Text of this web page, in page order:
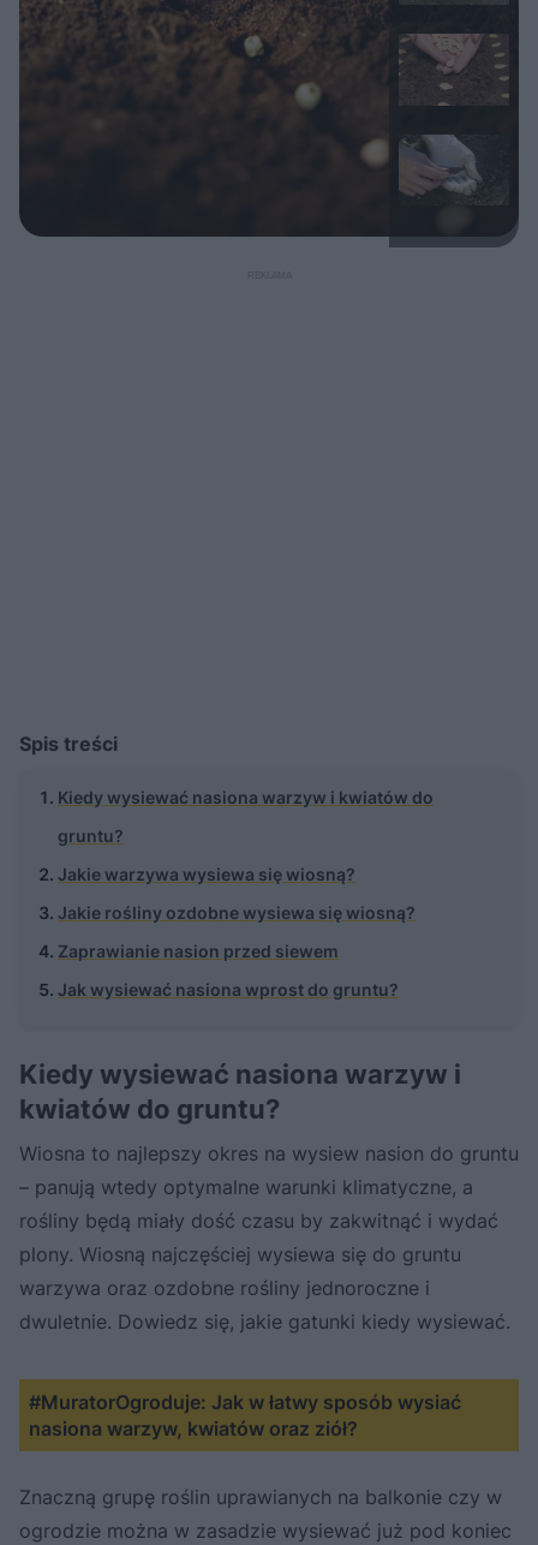
Spis treści
Kiedy wysiewać nasiona warzyw i kwiatów do
gruntu?
Jakie warzywa wysiewa się wiosną?
Jakie rośliny ozdobne wysiewa się wiosną?
Zaprawianie nasion przed siewem
Jak wysiewać nasiona wprost do gruntu?
Kiedy wysiewać nasiona warzyw i
kwiatów do gruntu?
Wiosna to najlepszy okres na wysiew nasion do gruntu
– panują wtedy optymalne warunki klimatyczne, a
rośliny będą miały dość czasu by zakwitnąć i wydać
plony. Wiosną najczęściej wysiewa się do gruntu
warzywa oraz ozdobne rośliny jednoroczne i
dwuletnie. Dowiedz się, jakie gatunki kiedy wysiewać.
#MuratorOgroduje: Jak w łatwy sposób wysiać
nasiona warzyw, kwiatów oraz ziół?
Znaczną grupę roślin uprawianych na balkonie czy w
ogrodzie można w zasadzie wysiewać już pod koniec